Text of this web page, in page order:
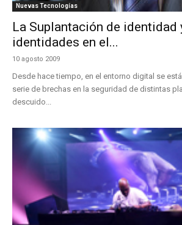
Nuevas Tecnologías
La Suplantación de identidad
identidades en el...
10 agosto 2009
Desde hace tiempo, en el entorno digital se
serie de brechas en la seguridad de distintas
descuido...